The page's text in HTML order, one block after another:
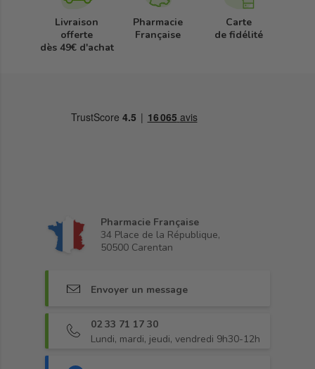
Livraison
offerte
dès 49€ d'achat
Pharmacie
Française
Carte
de fidélité
Pharmacie Française
34 Place de la République,
50500 Carentan
Envoyer un message
02 33 71 17 30
Lundi, mardi, jeudi, vendredi 9h30-12h